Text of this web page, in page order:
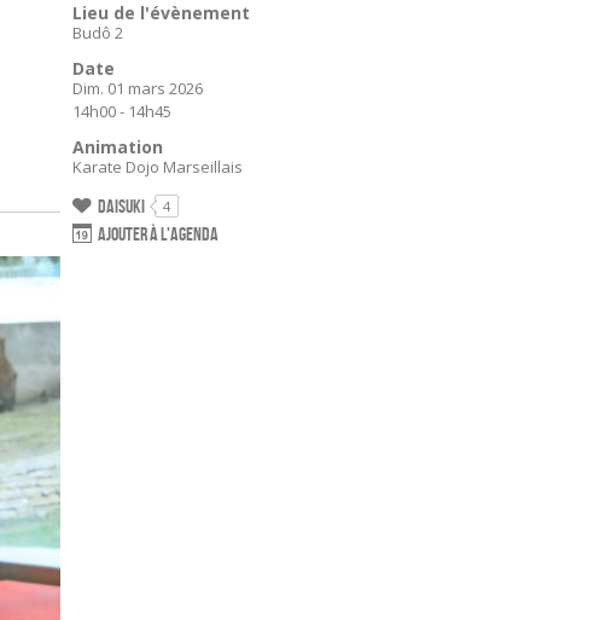
Lieu de l'évènement
Budô 2
Date
Dim. 01 mars 2026
14h00 - 14h45
Animation
Karate Dojo Marseillais
Daisuki 4
Ajouter à l'agenda